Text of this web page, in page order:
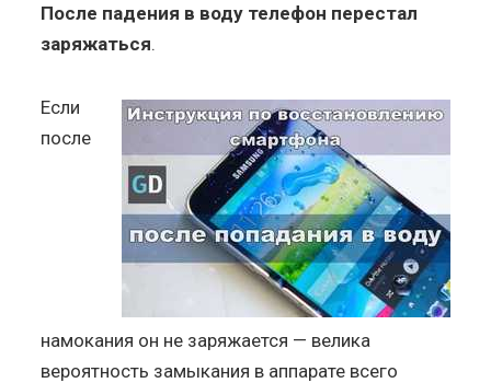
После падения в воду телефон перестал
заряжаться.
Если
после
намокания он не заряжается — велика
вероятность замыкания в аппарате всего